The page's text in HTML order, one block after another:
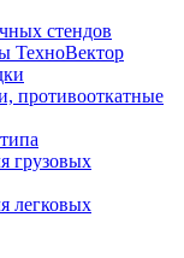
стендов
ТехноВектор
противооткатные
грузовых
легковых